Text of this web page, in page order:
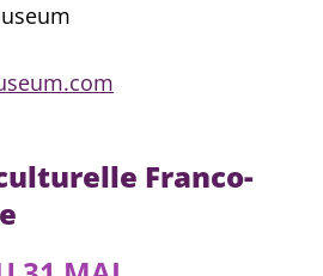
Franco-